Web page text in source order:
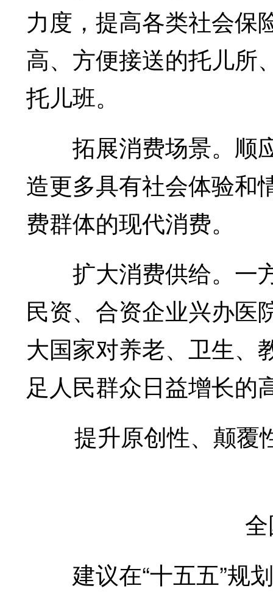
力度，提高各类社会保
高、方便接送的托儿所
托儿班。
拓展消费场景。顺
造更多具有社会体验和
费群体的现代消费。
扩大消费供给。一
民资、合资企业兴办医
大国家对养老、卫生、
足人民群众日益增长的
提升原创性、颠覆
全
建议在“十五五”规划